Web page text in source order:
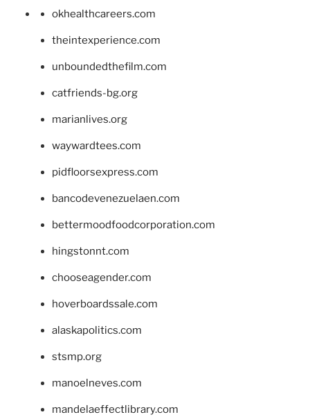
okhealthcareers.com
theintexperience.com
unboundedthefilm.com
catfriends-bg.org
marianlives.org
waywardtees.com
pidfloorsexpress.com
bancodevenezuelaen.com
bettermoodfoodcorporation.com
hingstonnt.com
chooseagender.com
hoverboardssale.com
alaskapolitics.com
stsmp.org
manoelneves.com
mandelaeffectlibrary.com